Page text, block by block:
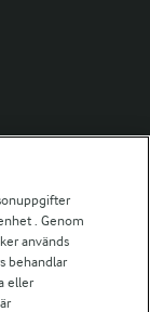
. Genom
används
behandlar
eller